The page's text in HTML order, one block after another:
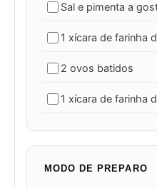
Sal e pimenta a
1 xícara de farinha
2 ovos batidos
1 xícara de farinha
MODO DE PREPARO